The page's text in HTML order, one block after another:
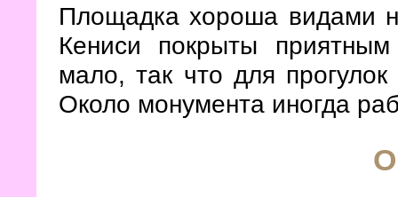
Площадка хороша видами
Кениси покрыты
мало, так что для
Около монумента иногда